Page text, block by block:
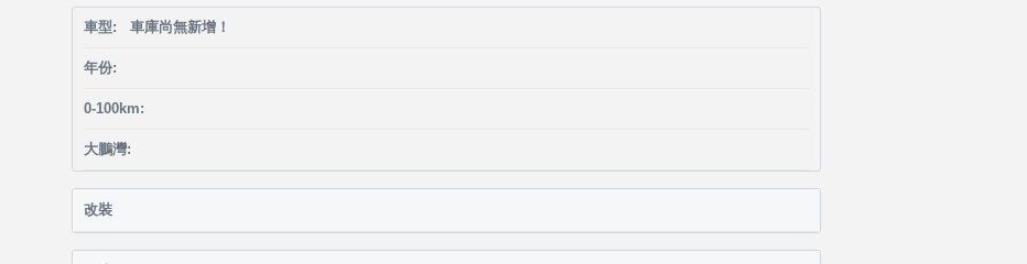
車型: 車庫尚無新增！
年份:
0-100km:
大鵬灣:
改裝